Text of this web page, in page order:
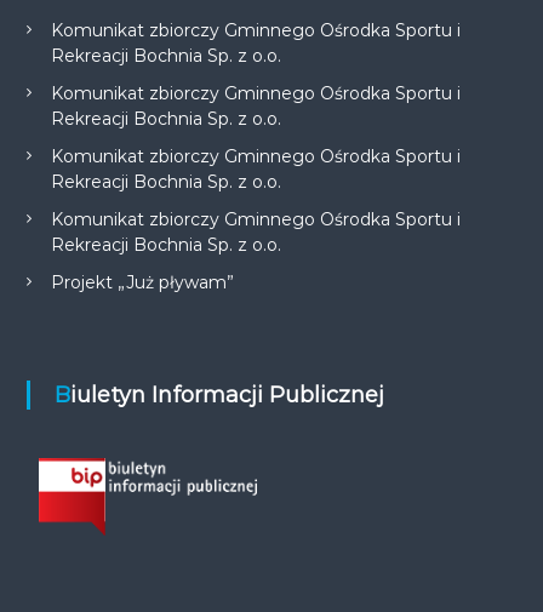
Komunikat zbiorczy Gminnego Ośrodka Sportu i
Rekreacji Bochnia Sp. z o.o.
Komunikat zbiorczy Gminnego Ośrodka Sportu i
Rekreacji Bochnia Sp. z o.o.
Komunikat zbiorczy Gminnego Ośrodka Sportu i
Rekreacji Bochnia Sp. z o.o.
Komunikat zbiorczy Gminnego Ośrodka Sportu i
Rekreacji Bochnia Sp. z o.o.
Projekt „Już pływam”
Biuletyn Informacji Publicznej